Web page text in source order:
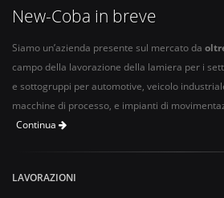
New-Coba in breve
Siamo un’azienda presente sul mercato da
campo della lavorazione della lamiera per i
e sottogruppi per automotive, veicolo
macchine di processo, e impianti di
Continua
LAVORAZIONI